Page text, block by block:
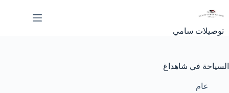
إلى
توصيلات سامي
السياحة في شاهداغ
عام